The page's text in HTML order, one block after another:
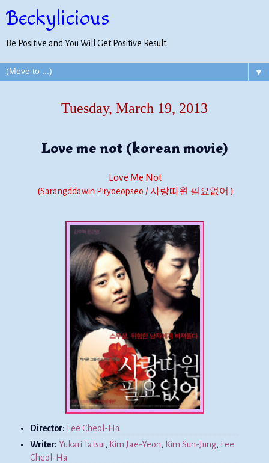
Beckylicious
Be Positive and You Will Get Positive Result
▼
Tuesday, March 19, 2013
Love me not (korean movie)
Love Me Not
(Sarangddawin Piryoeopseo / 사랑따윈 필요없어 )
Director:
Lee Cheol-Ha
Writer: Yukari Tatsui, Kim Jae-Yeon, Kim Sun-Jung,
Lee
Cheol-Ha